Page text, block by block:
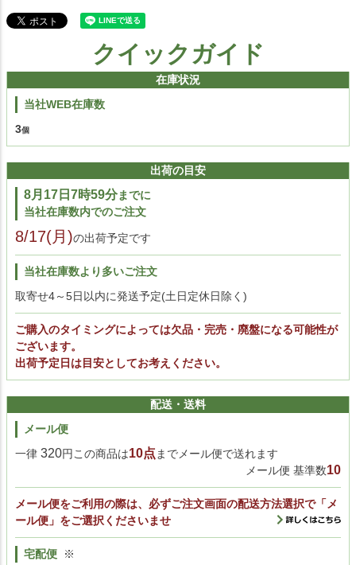
クイックガイド
在庫状況
当社WEB在庫数
3
出荷の目安
8月17日7時59分までに
当社在庫数内でのご注文
8/17(月)の出荷予定です
当社在庫数より多いご注文
取寄せ4～5日以内に発送予定(土日定休日除く)
ご購入のタイミングによっては欠品・完売・廃盤になる可能性が
ございます。
出荷予定日は目安としてお考えください。
配送・送料
メール便
一律 320円この商品は10点 までメール便で送れます
メール便 基準数10
メール便をご利用の際は、必ずご注文画面の配送方法選択で「メ
ール便」をご選択くださいませ
宅配便 ※